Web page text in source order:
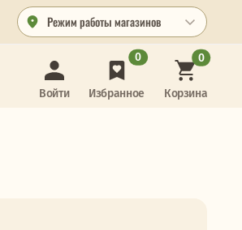
Режим работы магазинов
Войти Избранное
0
Корзина
0